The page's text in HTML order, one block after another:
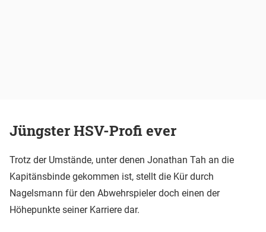
Jüngster HSV-Profi ever
Trotz der Umstände, unter denen Jonathan Tah an die
Kapitänsbinde gekommen ist, stellt die Kür durch
Nagelsmann für den Abwehrspieler doch einen der
Höhepunkte seiner Karriere dar.